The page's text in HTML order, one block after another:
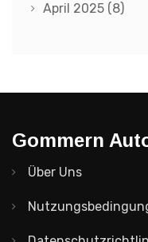
April 2025 (8)
Gommern
Über Uns